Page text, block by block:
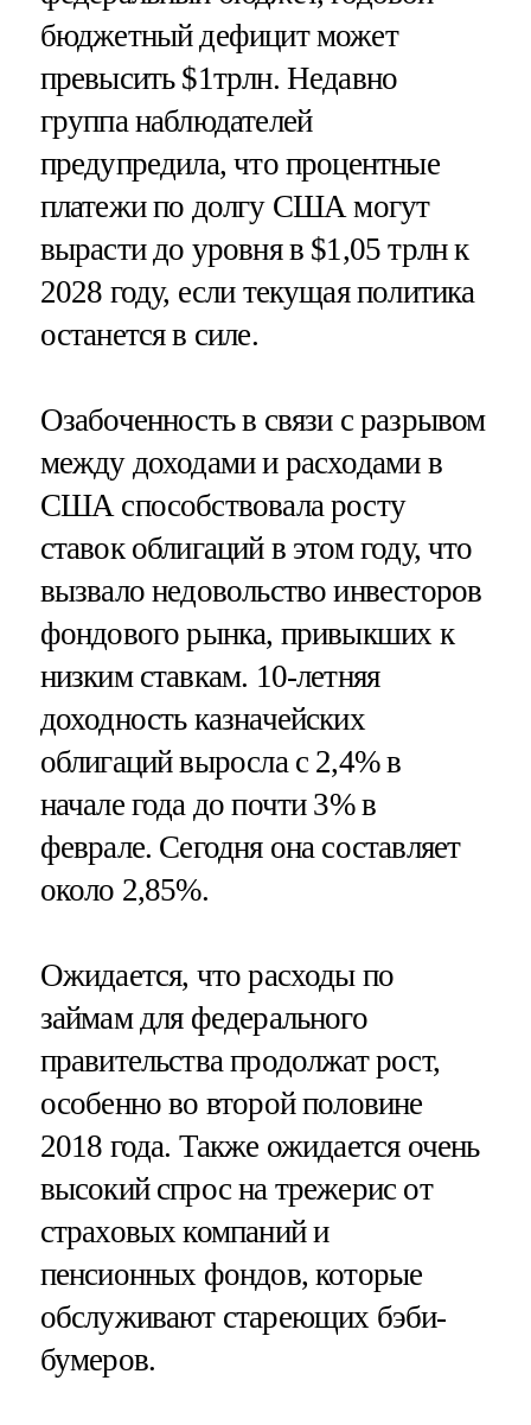
бюджетный дефицит может
превысить $1трлн. Недавно
группа наблюдателей
предупредила, что процентные
платежи по долгу США могут
вырасти до уровня в $1,05 трлн к
2028 году, если текущая политика
останется в силе.
Озабоченность в связи с разрывом
между доходами и расходами в
США способствовала росту
ставок облигаций в этом году, что
вызвало недовольство инвесторов
фондового рынка, привыкших к
низким ставкам. 10-летняя
доходность казначейских
облигаций выросла с 2,4% в
начале года до почти 3% в
феврале. Сегодня она составляет
около 2,85%.
Ожидается, что расходы по
займам для федерального
правительства продолжат рост,
особенно во второй половине
2018 года. Также ожидается очень
высокий спрос на трежерис от
страховых компаний и
пенсионных фондов, которые
обслуживают стареющих бэби-
бумеров.